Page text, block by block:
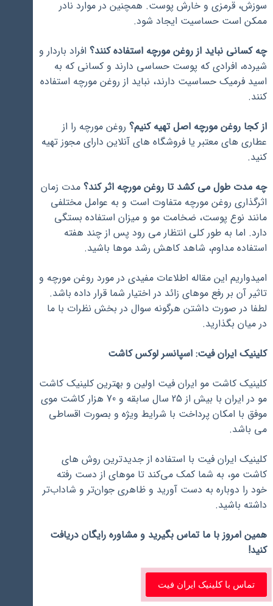
سوزش، قرمزی و خارش پوست. همچنین در موارد نادر
ممکن است حساسیت ایجاد شود.
چه کسانی نباید از روغن مورچه استفاده کنند؟ افراد باردار و
شیرده، افرادی که پوست حساسی دارند و کسانی که به
اسید فرمیک حساسیت دارند، نباید از روغن مورچه استفاده
کنند.
از کجا روغن مورچه اصل تهیه کنیم؟ روغن مورچه را از
عطاری های معتبر یا فروشگاه های آنلاین دارای مجوز تهیه
کنید.
چه مدت طول می کشد تا روغن مورچه اثر کند؟ مدت زمان
اثرگذاری روغن مورچه متفاوت است و به عوامل مختلفی
مانند نوع پوست، ضخامت مو و میزان استفاده بستگی
دارد. اما به طور کلی انتظار می رود پس از چند هفته
استفاده مداوم، شاهد کاهش رشد موها باشید.
امیدواریم این مقاله اطلاعات مفیدی در مورد روغن مورچه و
تاثیر آن بر رفع موهای زائد در اختیار شما قرار داده باشد.
لطفا در صورت داشتن هرگونه سوال در بخش نظرات با ما
در میان بگذارید.
کلینیک ایران فیت: اسپانسر لوکس کاشت
کلینیک کاشت مو ایران فیت اولین و بهترین کلینیک کاشت
مو در ایران با بیش از 25 سال سابقه و 70 هزار کاشت موی
موفق با امکان پرداخت با شرایط ویژه و بصورت اقساطی
می باشد.
کلینیک ایران فیت با استفاده از جدیدترین روش ‌های
کاشت مو، به شما کمک می‌کند تا موهای از دست رفته
خود را دوباره به دست آورید و ظاهری جوان‌تر و شاداب‌تر
داشته باشید.
همین امروز با ما تماس بگیرید و مشاوره رایگان دریافت
کنید!
تماس با کلینیک ایران فیت